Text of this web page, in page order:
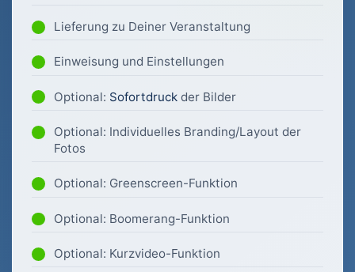
Lieferung zu Deiner Veranstaltung
Einweisung und Einstellungen
Optional: Sofortdruck der Bilder
Optional: Individuelles Branding/Layout der
Fotos
Optional: Greenscreen-Funktion
Optional: Boomerang-Funktion
Optional: Kurzvideo-Funktion